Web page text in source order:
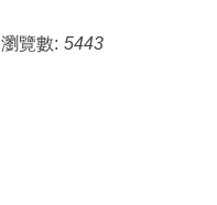
瀏覽數: 5443